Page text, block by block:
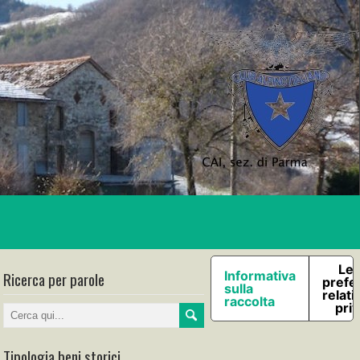
Ricerca per parole
Informativa
sulla
raccolta
Le